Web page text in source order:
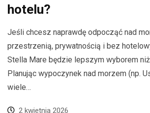
hotelu?
Jeśli chcesz naprawdę odpocząć nad
przestrzenią, prywatnością i bez
Stella Mare będzie lepszym wyborem
Planując wypoczynek nad morzem (np.
wiele…
2 kwietnia 2026